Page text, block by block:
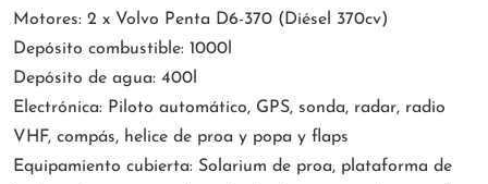
Motores: 2 x Volvo Penta D6-370 (Diésel 370cv)
Depósito combustible: 1000l
Depósito de agua: 400l
Electrónica: Piloto automático, GPS, sonda, radar, radio
VHF, compás, helice de proa y popa y flaps
Equipamiento cubierta: Solarium de proa, plataforma de